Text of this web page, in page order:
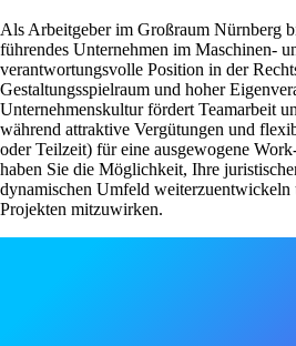
Als Arbeitgeber im Großraum Nürnberg
führendes Unternehmen im Maschinen-
verantwortungsvolle Position in der
Gestaltungsspielraum und hoher
Unternehmenskultur fördert Teamarbeit
während attraktive Vergütungen und
oder Teilzeit) für eine ausgewogene
haben Sie die Möglichkeit, Ihre
dynamischen Umfeld weiterzuentwickeln
Projekten mitzuwirken.